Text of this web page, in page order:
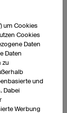
nicht
Service
um Cookies
Cookies
Daten
Daten
zu
und
Dabei
Werbung